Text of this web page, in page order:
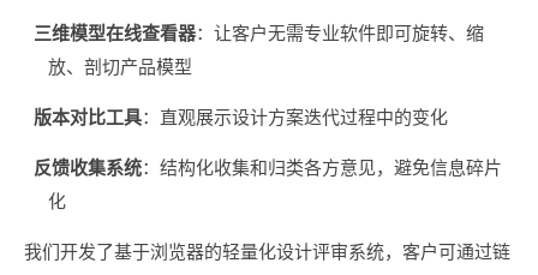
三维模型在线查看器：让客户无需专业软件即可旋转、缩
放、剖切产品模型
版本对比工具：直观展示设计方案迭代过程中的变化
反馈收集系统：结构化收集和归类各方意见，避免信息碎片
化
我们开发了基于浏览器的轻量化设计评审系统，客户可通过链